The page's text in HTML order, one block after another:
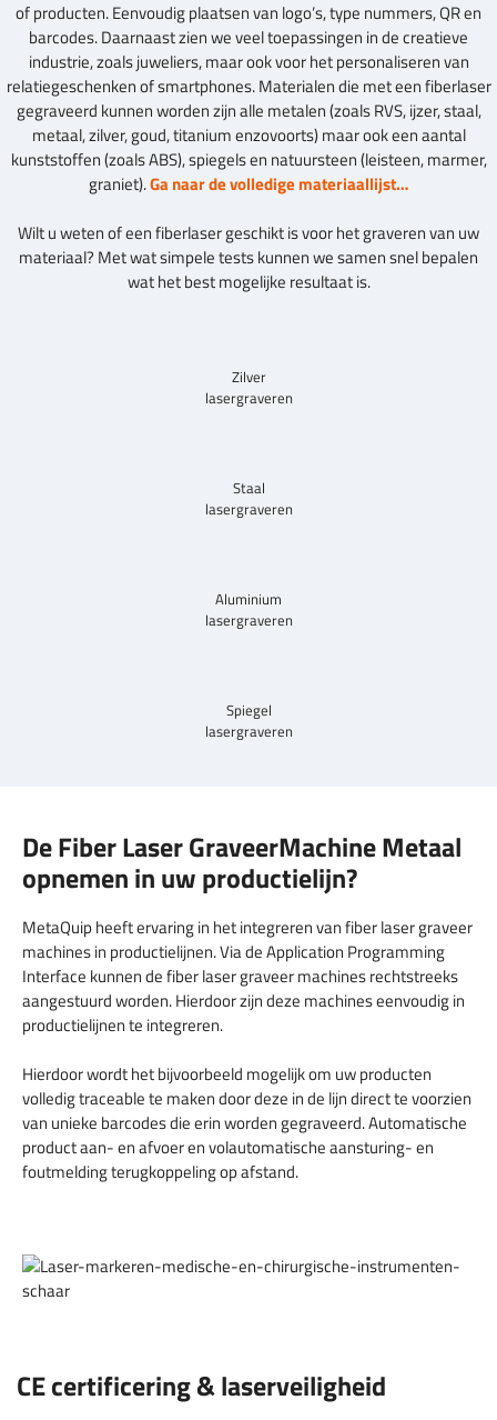
of producten. Eenvoudig plaatsen van logo’s, type nummers, QR en
barcodes. Daarnaast zien we veel toepassingen in de creatieve
industrie, zoals juweliers, maar ook voor het personaliseren van
relatiegeschenken of smartphones. Materialen die met een fiberlaser
gegraveerd kunnen worden zijn alle metalen (zoals RVS, ijzer, staal,
metaal, zilver, goud, titanium enzovoorts) maar ook een aantal
kunststoffen (zoals ABS), spiegels en natuursteen (leisteen, marmer,
graniet).Ga naar de volledige materiaallijst…
Wilt u weten of een fiberlaser geschikt is voor het graveren van uw
materiaal? Met wat simpele tests kunnen we samen snel bepalen
wat het best mogelijke resultaat is.
Zilver
lasergraveren
Staal
lasergraveren
Aluminium
lasergraveren
Spiegel
lasergraveren
De Fiber Laser GraveerMachine Metaal
opnemen in uw productielijn?
MetaQuip heeft ervaring in het integreren van fiber laser graveer
machines in productielijnen. Via de Application Programming
Interface kunnen de fiber laser graveer machines rechtstreeks
aangestuurd worden. Hierdoor zijn deze machines eenvoudig in
productielijnen te integreren.
Hierdoor wordt het bijvoorbeeld mogelijk om uw producten
volledig traceable te maken door deze in de lijn direct te voorzien
van unieke barcodes die erin worden gegraveerd. Automatische
product aan- en afvoer en volautomatische aansturing- en
foutmelding terugkoppeling op afstand.
CE certificering & laserveiligheid